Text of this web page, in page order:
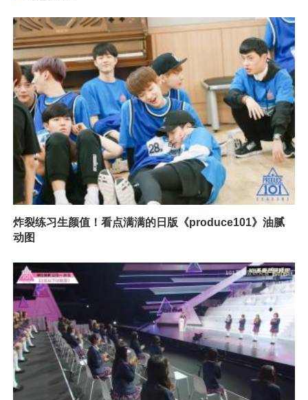
炸裂练习生颜值！看点满满的日版《produce101》油腻
动图